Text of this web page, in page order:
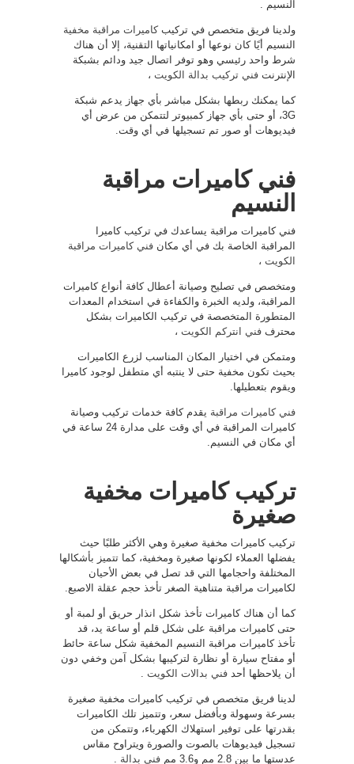
النسيم .
ولدينا فريق متخصص في تركيبكاميرات مراقبة مخفية
النسيم أيًا كان نوعها أو امكانياتها التقنية، إلا أن هناك
شرط واحد رئيسي وهو توفر اتصال جيد ودائم بشبكة
الإنترنت فني تركيب بدالة الكويت ،
كما يمكنك ربطها بشكل مباشر بأي جهاز يدعم شبكة
3G، أو حتى بأي جهاز كمبيوتر لتتمكن من عرض أي
فيديوهات أو صور تم تسجيلها في أي وقت.
فني كاميرات مراقبة
النسيم
فني كاميرات مراقبة يساعدك في تركيب كاميرا
المراقبة الخاصة بك في أي مكان فني كاميرات مراقبة
الكويت ،
ومتخصص في تصليح وصيانة أعطال كافة أنواع كاميرات
المراقبة، ولديه الخبرة والكفاءة في استخدام المعدات
المتطورة المتخصصة في تركيب الكاميرات بشكل
محترف فني انتركم الكويت ،
ومتمكن في اختيار المكان المناسب لزرع الكاميرات
بحيث تكون مخفية حتى لا ينتبه أي متطفل لوجود كاميرا
ويقوم بتعطيلها.
فني كاميرات مراقبة يقدم كافة خدمات تركيب وصيانة
كاميرات المراقبة في أي وقت على مدارة 24 ساعة في
أي مكان في النسيم.
تركيب كاميرات مخفية
صغيرة
تركيب كاميرات مخفية صغيرة وهي الأكثر طلبًا حيث
يفضلها العملاء لكونها صغيرة ومخفية، كما تتميز بأشكالها
المختلفة واحجامها التي قد تصل في بعض الأحيان
لكاميرات مراقبة متناهية الصغر تأخذ حجم عقلة الاصبع.
كما أن هناك كاميرات تأخذ شكل انذار حريق أو لمبة أو
حتى كاميرات مراقبة على شكل قلم أو ساعة يد، قد
تأخذ كاميرات مراقبة النسيم المخفية شكل ساعة حائط
أو مفتاح سيارة أو نظارة لتركيبها بشكل آمن وخفي دون
أن يلاحظها أحد فني بدالات الكويت
لدينا فريق متخصص في تركيب كاميرات مخفية صغيرة
بسرعة وسهولة وبأفضل سعر، وتتميز تلك الكاميرات
بقدرتها على توفير استهلاك الكهرباء، وتتمكن من
تسجيل فيديوهات بالصوت والصورة ويتراوح مقاس
عدستها ما بين 2.8 مم و3.6 مم
فني بدالة